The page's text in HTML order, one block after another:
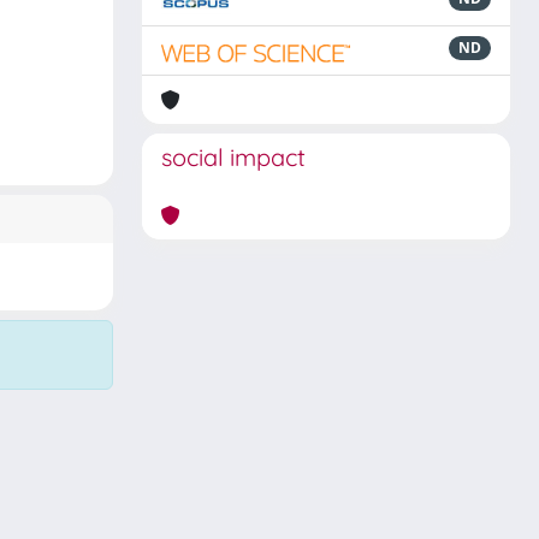
ND
social impact